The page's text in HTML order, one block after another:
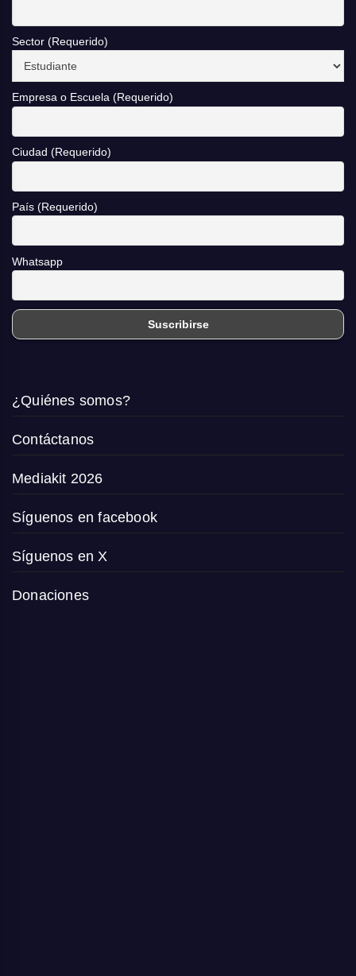
Sector (Requerido)
Empresa o Escuela (Requerido)
Ciudad (Requerido)
País (Requerido)
Whatsapp
¿Quiénes somos?
Contáctanos
Mediakit 2026
Síguenos en facebook
Síguenos en X
Donaciones